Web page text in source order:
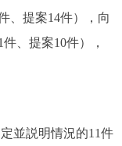
投資項目
、提案14件），向
、提案10件），
並説明情況的11件